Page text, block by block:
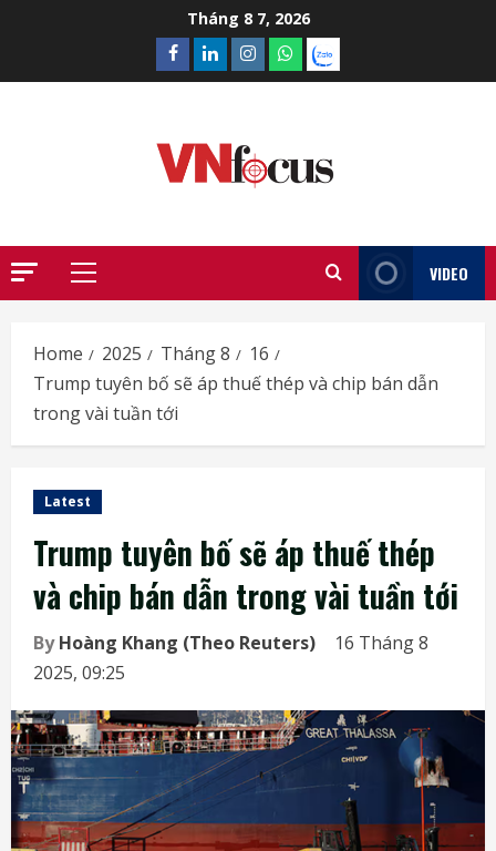
Tháng 8 7, 2026
Facebook
LinkedinInstagram
What’sapp
Zalo
Primary
VIDEO
Home 2025 Tháng 8
16
Trump tuyên bố sẽ áp thuế thép và chip bán dẫn
trong vài tuần tới
Latest
Trump tuyên bố sẽ áp thuế thép
và chip bán dẫn trong vài tuần tới
ByHoàng Khang (Theo Reuters)
16 Tháng 8
2025, 09:25